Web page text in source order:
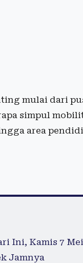
mulai dari
simpul
area
Ini, Kamis 7 Mei
Jamnya